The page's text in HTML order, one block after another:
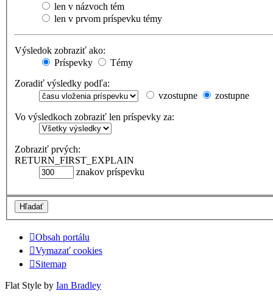
len v názvoch tém
len v prvom príspevku témy
Výsledok zobraziť ako:
Príspevky
Témy
Zoradiť výsledky podľa:
vzostupne
zostupne
Vo výsledkoch zobraziť len príspevky za:
Zobraziť prvých:
RETURN_FIRST_EXPLAIN
znakov príspevku
Obsah portálu
Vymazať cookies
Sitemap
Flat Style by Ian Bradley